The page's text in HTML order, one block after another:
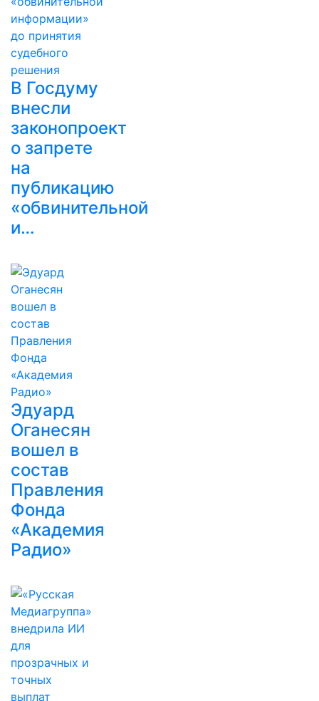
В Госдуму
внесли
законопроект
о запрете
на
публикацию
«обвинительной
и…
Эдуард
Оганесян
вошел в
состав
Правления
Фонда
«Академия
Радио»